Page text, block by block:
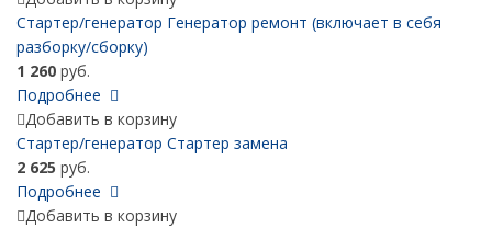
Стартер/генератор Генератор ремонт (включает в себя
разборку/сборку)
1 260 руб.
Подробнее
Добавить в корзину
Стартер/генератор Стартер замена
2 625 руб.
Подробнее
Добавить в корзину